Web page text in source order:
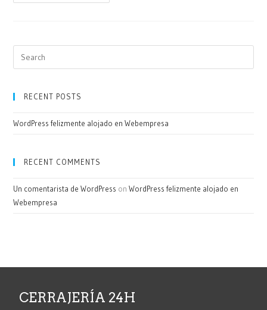
RECENT POSTS
WordPress felizmente alojado en Webempresa
RECENT COMMENTS
Un comentarista de WordPress onWordPress felizmente alojado en
Webempresa
CERRAJERÍA 24H